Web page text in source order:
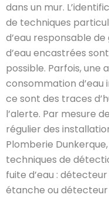
dans un mur.
de techniques
d’eau responsable
d’eau encastrées
possible. Parfois,
consommation d’eau
ce sont des traces
l’alerte. Par mesure
régulier des
Plomberie
techniques de
fuite d’eau :
étanche ou détecteur